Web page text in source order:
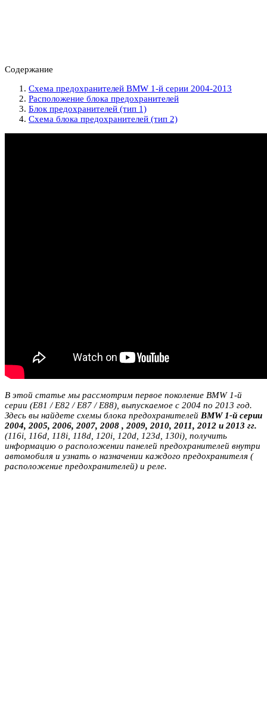
Содержание
Схема предохранителей BMW 1-й серии 2004-2013
Расположение блока предохранителей
Блок предохранителей (тип 1)
Схема блока предохранителей (тип 2)
В этой статье мы рассмотрим первое поколение BMW 1-й
серии (E81 / E82 / E87 / E88), выпускаемое с 2004 по 2013 год.
Здесь вы найдете схемы блока предохранителей BMW 1-й серии
2004, 2005, 2006, 2007, 2008 , 2009, 2010, 2011, 2012 и 2013 гг.
(116i, 116d, 118i, 118d, 120i, 120d, 123d, 130i), получить
информацию о расположении панелей предохранителей внутри
автомобиля и узнать о назначении каждого предохранителя (
расположение предохранителей) и реле.